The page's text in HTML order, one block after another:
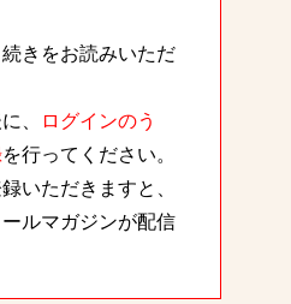
きをお読みいただ
、
ログインのう
を行ってください。
いただきますと、
ルマガジンが配信